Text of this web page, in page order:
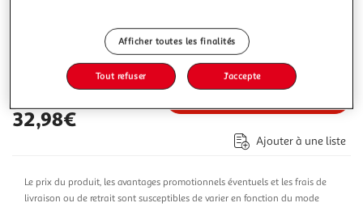
Plus d'options
Vendu parMultishop
32,98€
Ajouter à une liste
Le prix du produit, les avantages promotionnels éventuels et les frais de
livraison ou de retrait sont susceptibles de varier en fonction du mode
Afficher toutes les finalités
Tout refuser J'accepte